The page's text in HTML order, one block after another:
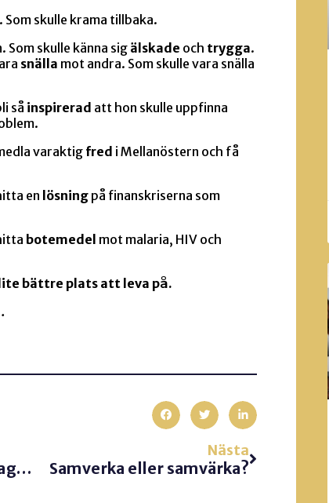
Som skulle krama tillbaka.
Som skulle känna sig älskade och trygga.
snälla mot andra. Som skulle vara snälla
så inspirerad att hon skulle uppfinna
varaktigfred i Mellanöstern och få
en lösning på finanskriserna som
botemedel mot malaria, HIV och
bättre plats att leva på.
Jag presterar. Alltså är jag bra. Eller?
Nästa
Samverka eller samvärka?